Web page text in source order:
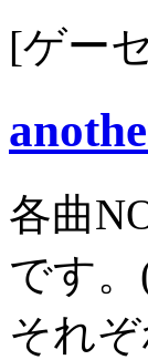
[ゲー
各曲
です。
それ